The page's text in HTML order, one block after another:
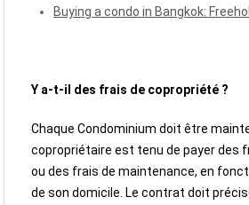
Buying a condo in Bangkok:
Y a-t-il des frais de copropriété ?
Chaque Condominium doit être
copropriétaire est tenu de payer des
ou des frais de maintenance, en
de son domicile. Le contrat doit